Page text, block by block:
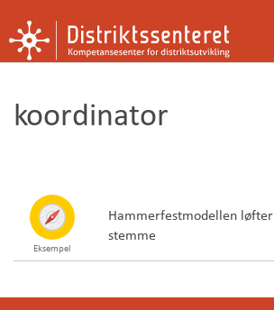
Kontakt oss
Om oss
koordinator
Eksempel
Hammerfestmodellen
stemme